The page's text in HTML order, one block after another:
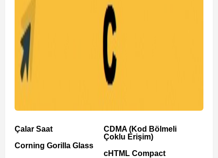
Çalar Saat
Corning Gorilla Glass
CDMA (Kod Bölmeli
Çoklu Erişim)
cHTML Compact